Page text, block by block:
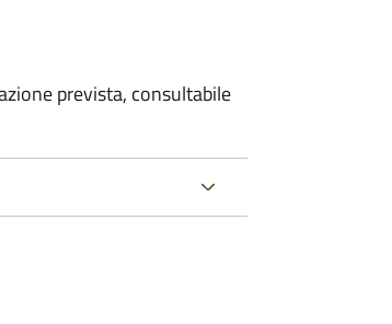
prevista, consultabile